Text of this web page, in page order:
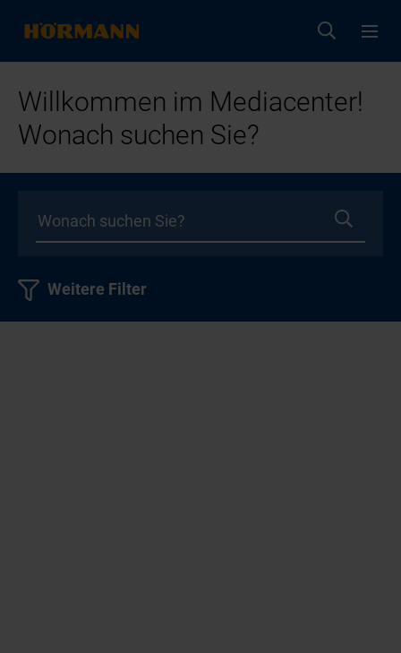
Willkommen im Mediacenter!
Wonach suchen Sie?
Weitere Filter